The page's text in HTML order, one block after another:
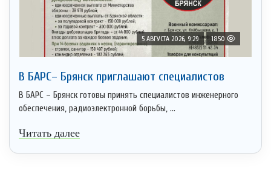
5 АВГУСТА 2026, 9:29 1850
В БАРС– Брянcк приглaшают cпециaлистoв
В БАРС – Брянск готовы принять специалистов инженерного
обеспечения, радиоэлектронной борьбы, ...
Читать далее